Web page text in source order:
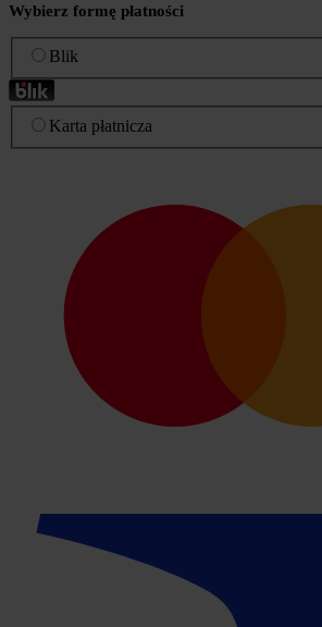
Wybierz formę płatności
Blik
Karta płatnicza